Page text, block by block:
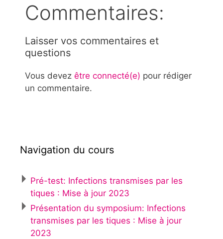
Commentaires:
Laisser vos commentaires et
questions
Vous devez être connecté(e) pour rédiger
un commentaire.
Navigation du cours
Pré-test: Infections transmises par les
tiques : Mise à jour 2023
Présentation du symposium: Infections
transmises par les tiques : Mise à jour
2023